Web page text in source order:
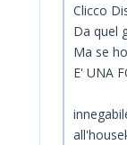
Clicco
Da quel
Ma se
E' UNA